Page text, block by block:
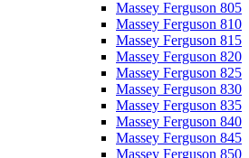
Massey Ferguson 805
Massey Ferguson 810
Massey Ferguson 815
Massey Ferguson 820
Massey Ferguson 825
Massey Ferguson 830
Massey Ferguson 835
Massey Ferguson 840
Massey Ferguson 845
Massey Ferguson 850